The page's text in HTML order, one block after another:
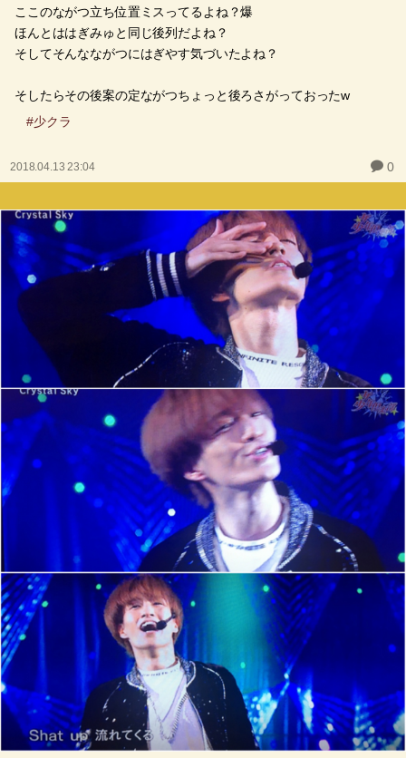
ここのながつ立ち位置ミスってるよね？爆
ほんとははぎみゅと同じ後列だよね？
そしてそんなながつにはぎやす気づいたよね？
そしたらその後案の定ながつちょっと後ろさがっておったw
#少クラ
2018.04.13 23:04 0